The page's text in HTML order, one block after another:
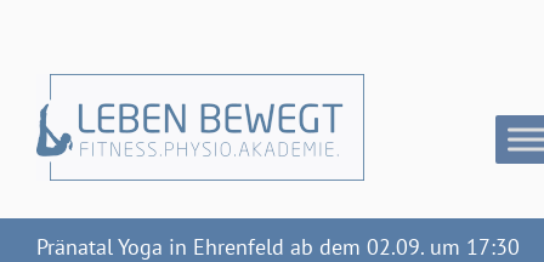
Pränatal Yoga in Ehrenfeld ab dem 02.09. um 17:30